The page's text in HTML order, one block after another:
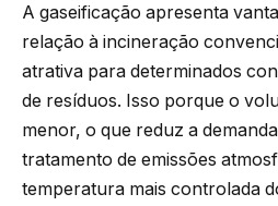
A gaseificação apresenta
relação à incineração
atrativa para determinados
de resíduos. Isso porque o
menor, o que reduz a
tratamento de emissões
temperatura mais controlada